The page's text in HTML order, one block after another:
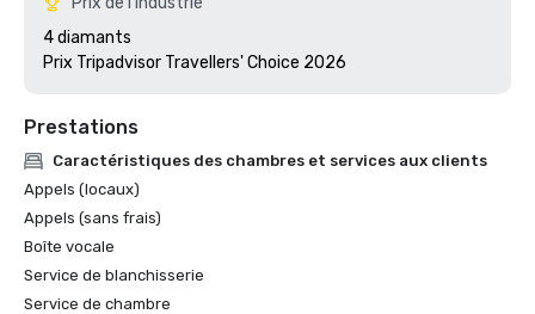
4 diamants
Prix Tripadvisor Travellers' Choice 2026
Prestations
Caractéristiques des chambres et services aux clients
Appels (locaux)
Appels (sans frais)
Boîte vocale
Service de blanchisserie
Service de chambre